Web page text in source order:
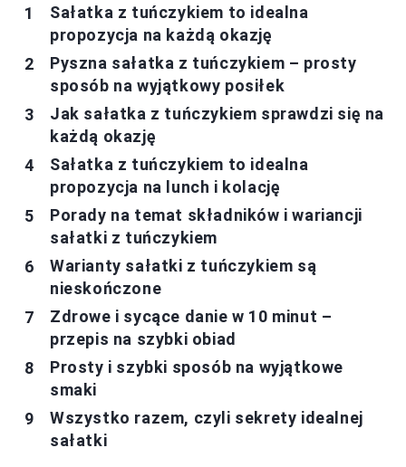
Sałatka z tuńczykiem to idealna
propozycja na każdą okazję
Pyszna sałatka z tuńczykiem – prosty
sposób na wyjątkowy posiłek
Jak sałatka z tuńczykiem sprawdzi się na
każdą okazję
Sałatka z tuńczykiem to idealna
propozycja na lunch i kolację
Porady na temat składników i wariancji
sałatki z tuńczykiem
Warianty sałatki z tuńczykiem są
nieskończone
Zdrowe i sycące danie w 10 minut –
przepis na szybki obiad
Prosty i szybki sposób na wyjątkowe
smaki
Wszystko razem, czyli sekrety idealnej
sałatki